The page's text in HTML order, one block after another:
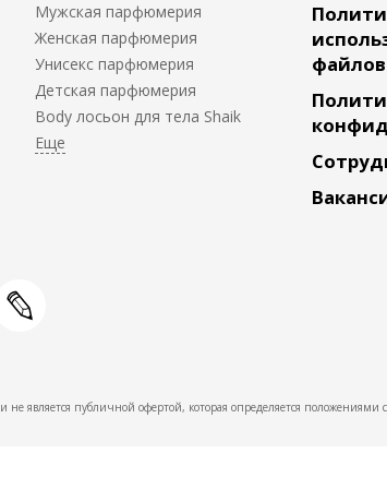
Мужская парфюмерия
Женская парфюмерия
Унисекс парфюмерия
Детская парфюмерия
Body лосьон для тела Shaik
файлов
является публичной офертой, которая определяется положениями